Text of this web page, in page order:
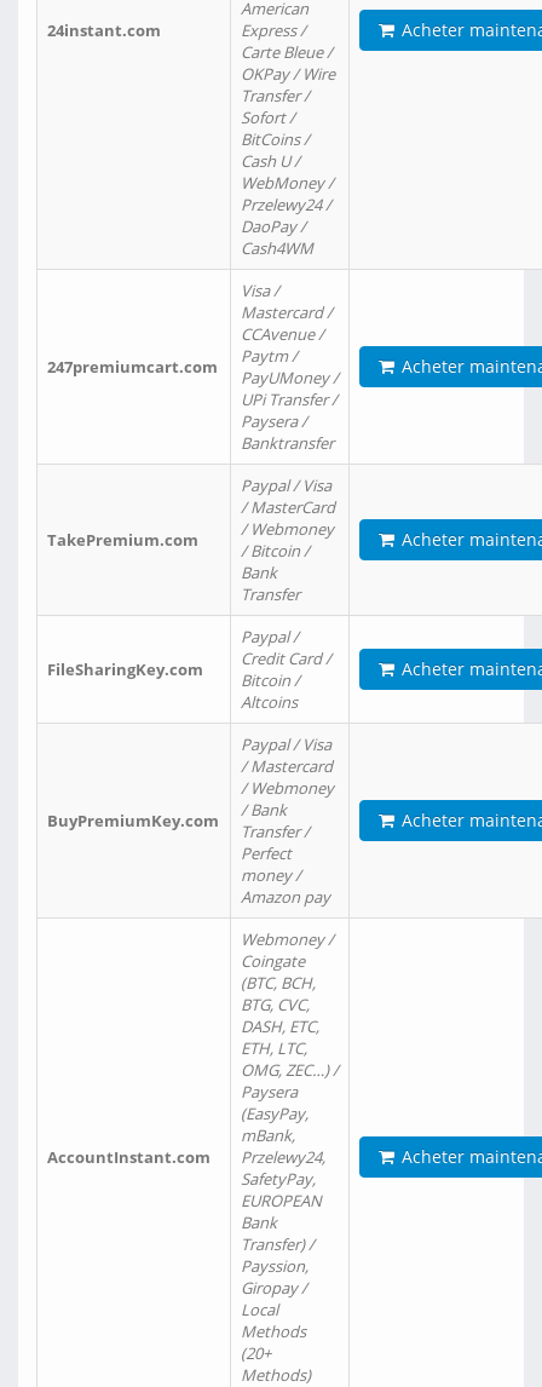
24instant.com
American
Express /
Carte Bleue /
OKPay / Wire
Transfer /
Sofort /
BitCoins /
Cash U /
WebMoney /
Przelewy24 /
DaoPay /
Cash4WM
Acheter
247premiumcart.com
Visa /
Mastercard /
CCAvenue /
Paytm /
PayUMoney /
UPi Transfer /
Paysera /
Banktransfer
Acheter
TakePremium.com
Paypal / Visa
/ MasterCard
/ Webmoney
/ Bitcoin /
Bank
Transfer
Acheter
FileSharingKey.com
Paypal /
Credit Card /
Bitcoin /
Altcoins
Acheter
BuyPremiumKey.com
Paypal / Visa
/ Mastercard
/ Webmoney
/ Bank
Transfer /
Perfect
money /
Amazon pay
Acheter
AccountInstant.com
Webmoney /
Coingate
(BTC, BCH,
BTG, CVC,
DASH, ETC,
ETH, LTC,
OMG, ZEC…) /
Paysera
(EasyPay,
mBank,
Przelewy24,
SafetyPay,
EUROPEAN
Bank
Transfer) /
Payssion,
Giropay /
Local
Methods
(20+
Methods)
Acheter